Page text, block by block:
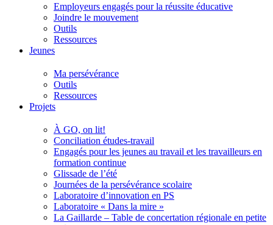
Employeurs engagés pour la réussite éducative
Joindre le mouvement
Outils
Ressources
Jeunes
Ma persévérance
Outils
Ressources
Projets
À GO, on lit!
Conciliation études-travail
Engagés pour les jeunes au travail et les travailleurs en
formation continue
Glissade de l’été
Journées de la persévérance scolaire
Laboratoire d’innovation en PS
Laboratoire « Dans la mire »
La Gaillarde – Table de concertation régionale en petite